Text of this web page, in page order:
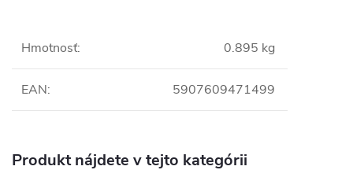
Hmotnosť: 0.895 kg
EAN: 5907609471499
Produkt nájdete v tejto kategórii